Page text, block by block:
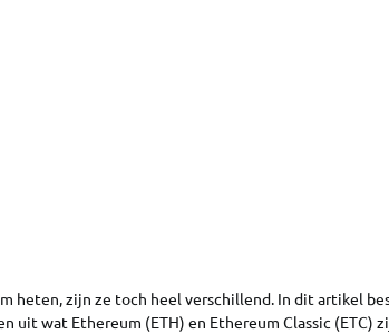
heten, zijn ze toch heel verschillend. In dit artikel
uit wat Ethereum (ETH) en Ethereum Classic (ETC)